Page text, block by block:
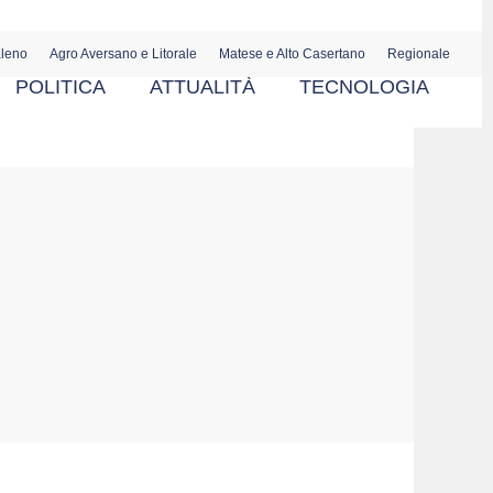
Agro Aversano e Litorale Matese e Alto Casertano Regionale
POLITICA ATTUALITÀ TECNOLOGIA